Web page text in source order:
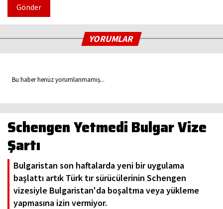
Gönder
YORUMLAR
Bu haber henüz yorumlanmamış...
Schengen Yetmedi Bulgar Vize
Şartı
Bulgaristan son haftalarda yeni bir uygulama
başlattı artık Türk tır sürücülerinin Schengen
vizesiyle Bulgaristan'da boşaltma veya yükleme
yapmasına izin vermiyor.